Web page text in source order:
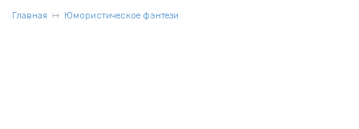
Главная Юмористическое фэнтези